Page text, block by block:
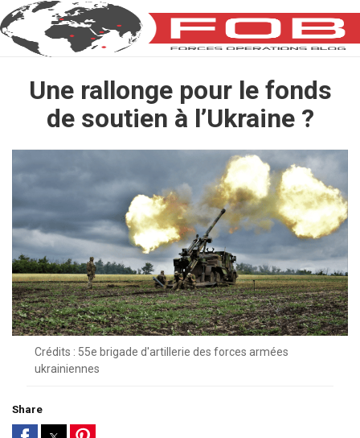
Une rallonge pour le fonds
de soutien à l’Ukraine ?
Crédits : 55e brigade d'artillerie des forces armées
ukrainiennes
Share